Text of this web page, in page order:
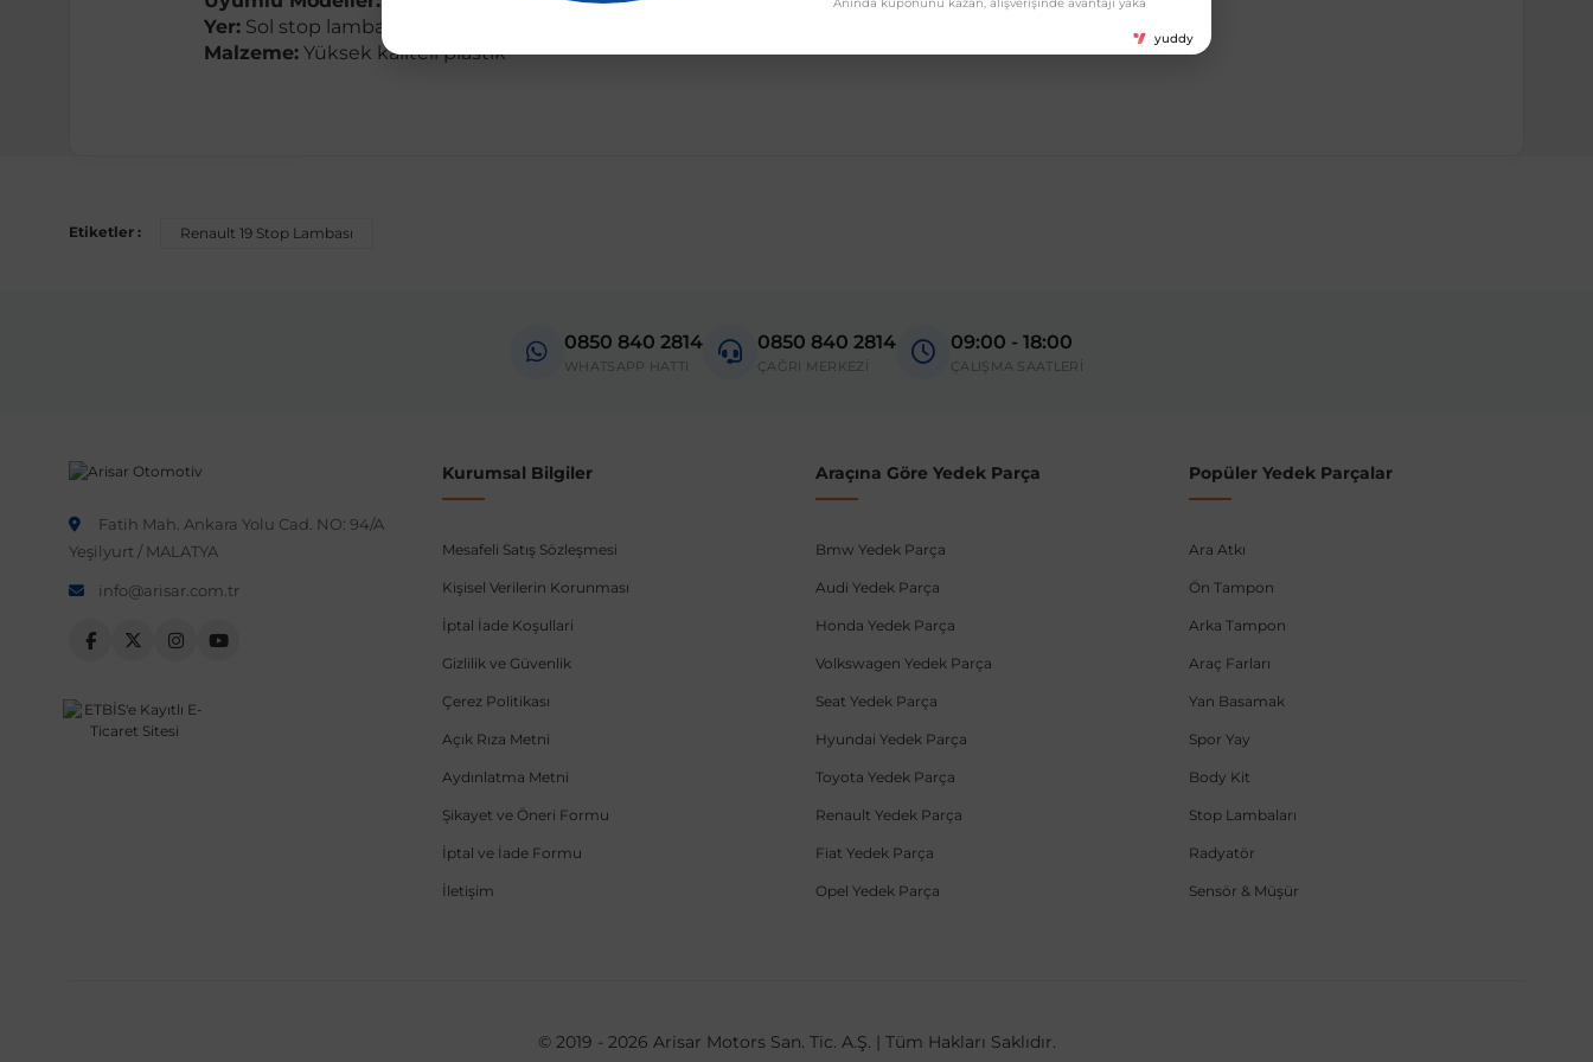
Yer: Sol stop lambası
Malzeme: Yüksek kaliteli plastik
Etiketler : Renault 19 Stop Lambası
0850 840 2814
WHATSAPP HATTI
0850 840 2814
ÇAĞRI MERKEZİ
09:00 - 18:00
ÇALIŞMA SAATLERİ
Fatih Mah. Ankara Yolu Cad. NO: 94/A
Yeşilyurt / MALATYA
info@arisar.com.tr
Kurumsal Bilgiler
Mesafeli Satış Sözleşmesi
Kişisel Verilerin Korunması
İptal İade Koşullari
Gizlilik ve Güvenlik
Çerez Politikası
Açık Rıza Metni
Aydınlatma Metni
Şikayet ve Öneri Formu
İptal ve İade Formu
İletişim
Araçına Göre Yedek Parça
Bmw Yedek Parça
Audi Yedek Parça
Honda Yedek Parça
Volkswagen Yedek Parça
Seat Yedek Parça
Hyundai Yedek Parça
Toyota Yedek Parça
Renault Yedek Parça
Fiat Yedek Parça
Opel Yedek Parça
Popüler Yedek Parçalar
Ara Atkı
Ön Tampon
Arka Tampon
Araç Farları
Yan Basamak
Spor Yay
Body Kit
Stop Lambaları
Radyatör
Sensör & Müşür
© 2019 - 2026 Arisar Motors San. Tic. A.Ş. | Tüm Hakları Saklıdır.
yuddy